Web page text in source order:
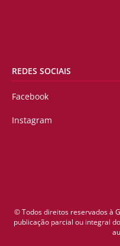
REDES SOCIAIS
Facebook
Instagram
© Todos direitos reservados à
publicação parcial ou integral